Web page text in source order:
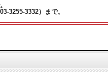
3255-3332）まで。